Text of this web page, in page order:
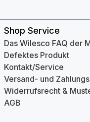
Shop Service
Das Wilesco FAQ der
Defektes Produkt
Kontakt/Service
Versand- und
Widerrufsrecht &
AGB